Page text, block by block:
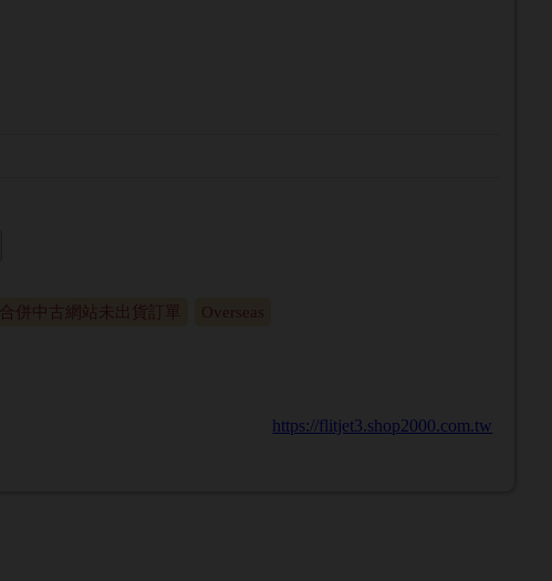
合併中古網站未出貨訂單 Overseas
https://flitjet3.shop2000.com.tw